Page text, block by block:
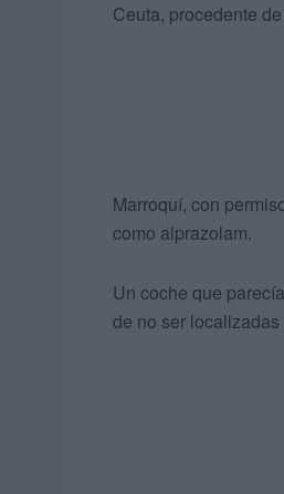
Ceuta, procedente
Marroquí, con
como alprazolam.
Un coche que
de no ser